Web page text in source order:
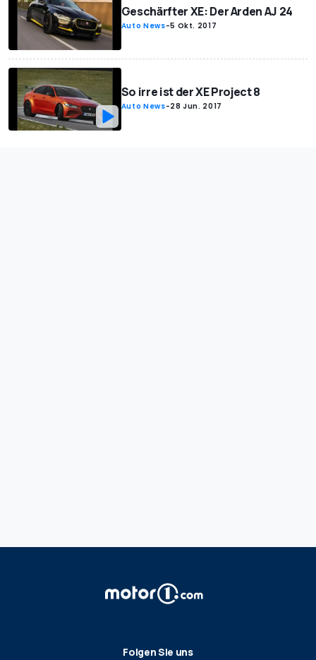
Geschärfter XE: Der Arden AJ 24
Auto News-5 Okt. 2017
So irre ist der XE Project 8
Auto News-28 Jun. 2017
Folgen Sie uns